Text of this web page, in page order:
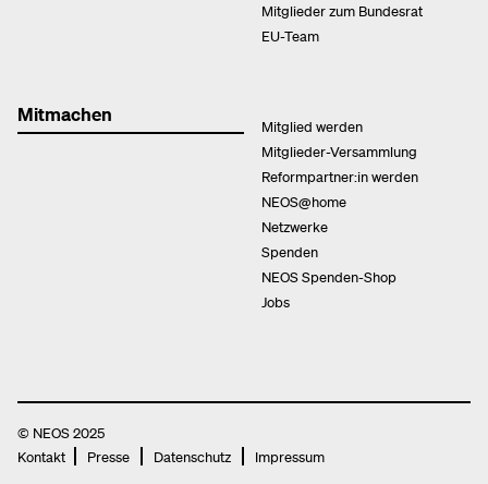
Mitglieder zum Bundesrat
EU-Team
Mitmachen
Mitglied werden
Mitglieder-Versammlung
Reformpartner:in werden
NEOS@home
Netzwerke
Spenden
NEOS Spenden-Shop
Jobs
© NEOS 2025
Kontakt
Presse Datenschutz Impressum